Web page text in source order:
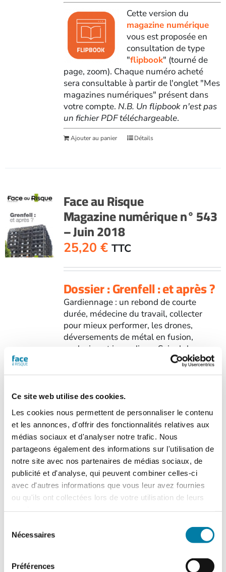
Ce site web utilise des cookies.
Les cookies nous permettent de personnaliser le contenu
et les annonces, d'offrir des fonctionnalités relatives aux
médias sociaux et d'analyser notre trafic. Nous
partageons également des informations sur l'utilisation de
notre site avec nos partenaires de médias sociaux, de
publicité et d'analyse, qui peuvent combiner celles-ci
avec d'autres informations que vous leur avez fournies
ou qu'ils ont collectées lors de votre utilisation de leurs
Nécessaires
Préférences
Cette version du
magazine numérique
vous est proposée en
consultation de type
"flipbook" (tourné de
page, zoom). Chaque numéro acheté
sera consultable à partir de l'onglet "Mes
magazines numériques" présent dans
votre compte. N.B. Un flipbook n'est pas
un fichier PDF téléchargeable.
Ajouter au panier Détails
Face au Risque
Magazine numérique n° 543
– Juin 2018
25,20 € TTC
Dossier : Grenfell : et après ?
Gardiennage : un rebond de courte
durée, médecine du travail, collecter
pour mieux performer, les drones,
déversements de métal en fusion,
explosion et incendie au Saipol de
> Voir le sommaire du n° 543
consultation de type
"flipbook " (tourné de
page, zoom). Chaque numéro acheté
sera consultable à partir de l'onglet "Mes
magazines numériques" présent dans
votre compte.N.B. Un flipbook n'est pas
un fichier PDF téléchargeable.